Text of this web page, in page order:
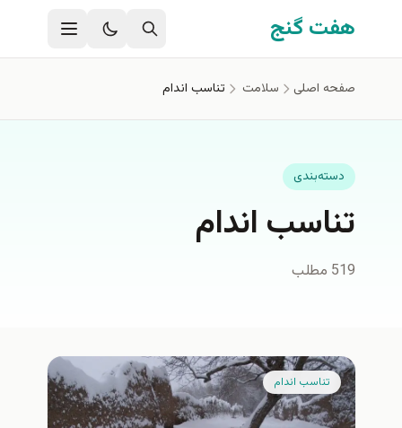
رفتن به محتوای اصلی
هفت گنج
صفحه اصلی سلامت تناسب اندام
دسته‌بندی
تناسب اندام
519 مطلب
تناسب اندام